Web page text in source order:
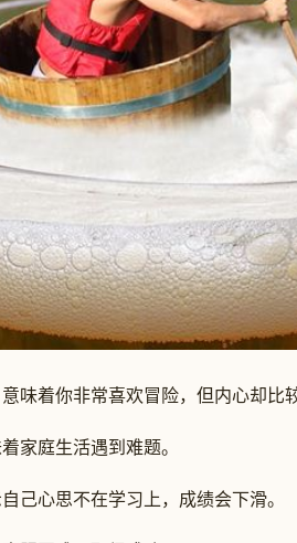
着你非常喜欢冒险，但内心却比较
庭生活遇到难题。
心思不在学习上，成绩会下滑。